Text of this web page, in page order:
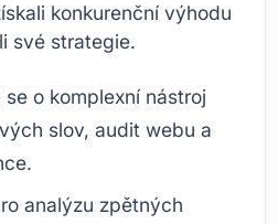
konkurenční výhodu
své strategie.
se o komplexní nástroj
slov, audit webu a
analýzu zpětných